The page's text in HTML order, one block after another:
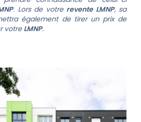
. Lors de votre revente LMNP, sa
également de tirer un prix de
votre LMNP.